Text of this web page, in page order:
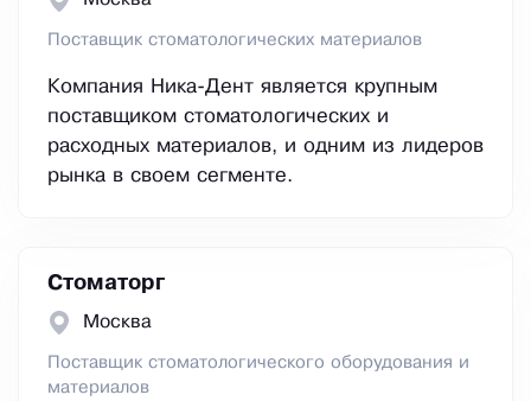
Поставщик стоматологических материалов
Компания Ника-Дент является крупным
поставщиком стоматологических и
расходных материалов, и одним из лидеров
рынка в своем сегменте.
Стоматорг
Москва
Поставщик стоматологического оборудования и
материалов